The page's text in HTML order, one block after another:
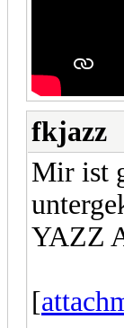
fkjazz
Mir ist
YAZZ
[